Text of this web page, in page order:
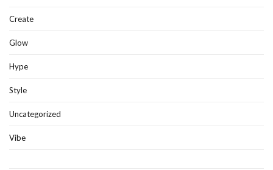
Create
Glow
Hype
Style
Uncategorized
Vibe